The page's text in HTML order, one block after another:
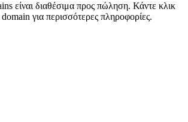
είναι διαθέσιμα προς πώληση. Κάντε κλικ
για περισσότερες πληροφορίες.